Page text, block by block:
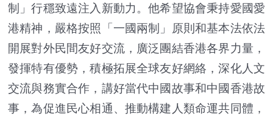
制」行穩致遠注入新動力。他希望協會秉持愛國愛
港精神，嚴格按照「一國兩制」原則和基本法依法
開展對外民間友好交流，廣泛團結香港各界力量，
發揮特有優勢，積極拓展全球友好網絡，深化人文
交流與務實合作，講好當代中國故事和中國香港故
事，為促進民心相通、推動構建人類命運共同體，